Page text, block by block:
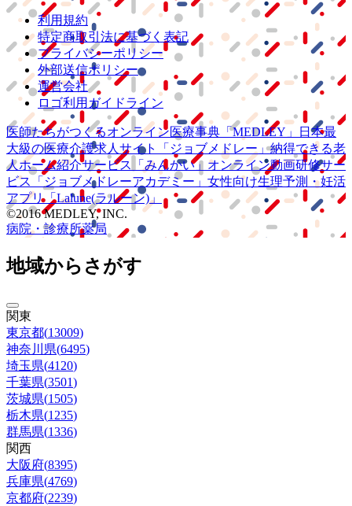
利用規約
特定商取引法に基づく表記
プライバシーポリシー
外部送信ポリシー
運営会社
ロゴ利用ガイドライン
医師たちがつくるオンライン医療事典 「MEDLEY」
日本最
大級の医療介護求人サイト 「ジョブメドレー」納得できる老
人ホーム紹介サービス
「みんかい」 オンライン動画研修サー
ビス
「ジョブメドレーアカデミー」 女性向け生理予測・妊活
アプリ「Lalune(ラルーン)」
©2016 MEDLEY, INC.
病院・診療所薬局
地域からさがす
関東
東京都(13009)
神奈川県(6495)
埼玉県(4120)
千葉県(3501)
茨城県(1505)
栃木県(1235)
群馬県(1336)
関西
大阪府(8395)
兵庫県(4769)
京都府(2239)